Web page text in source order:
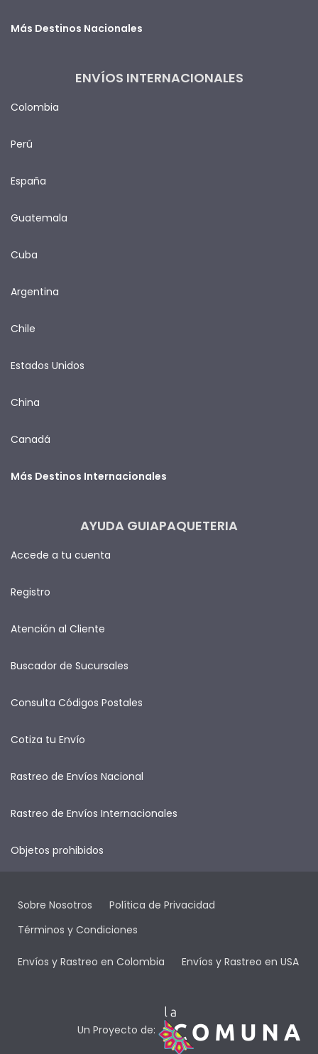
Más Destinos Nacionales
ENVÍOS INTERNACIONALES
Colombia
Perú
España
Guatemala
Cuba
Argentina
Chile
Estados Unidos
China
Canadá
Más Destinos Internacionales
AYUDA GUIAPAQUETERIA
Accede a tu cuenta
Registro
Atención al Cliente
Buscador de Sucursales
Consulta Códigos Postales
Cotiza tu Envío
Rastreo de Envíos Nacional
Rastreo de Envíos Internacionales
Objetos prohibidos
Sobre Nosotros
Política de Privacidad
Términos y Condiciones
Envíos y Rastreo en Colombia Envíos y Rastreo en USA
Un Proyecto de: